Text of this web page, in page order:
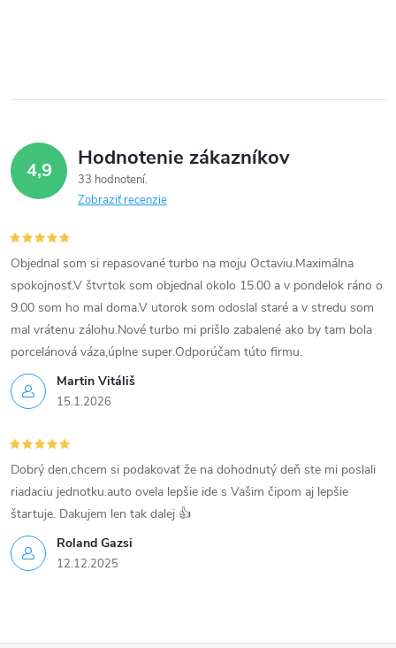
y
v
ý
p
i
s
u
4,9 Hodnotenie zákazníkov
33 hodnotení
Zobraziť recenzie
Martin Vitáliš
15.1.2026
Objednal som si repasované turbo na moju Octaviu.Maximálna
spokojnosť.V štvrtok som objednal okolo 15.00 a v pondelok ráno o
9.00 som ho mal doma.V utorok som odoslal staré a v stredu som
mal vrátenu zálohu.Nové turbo mi prišlo zabalené ako by tam bola
porcelánová váza,úplne super.Odporúčam túto firmu.
Roland Gazsi
12.12.2025
Dobrý den,chcem si podakovať že na dohodnutý deň ste mi poslali
riadaciu jednotku.auto ovela lepšie ide s Vašim čipom aj lepšie
štartuje. Dakujem len tak dalej 👍